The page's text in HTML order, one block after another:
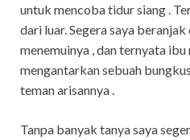
untuk mencoba tidur siang .
dari luar. Segera saya
menemuinya , dan ternyata
mengantarkan sebuah
teman arisannya .
Tanpa banyak tanya saya